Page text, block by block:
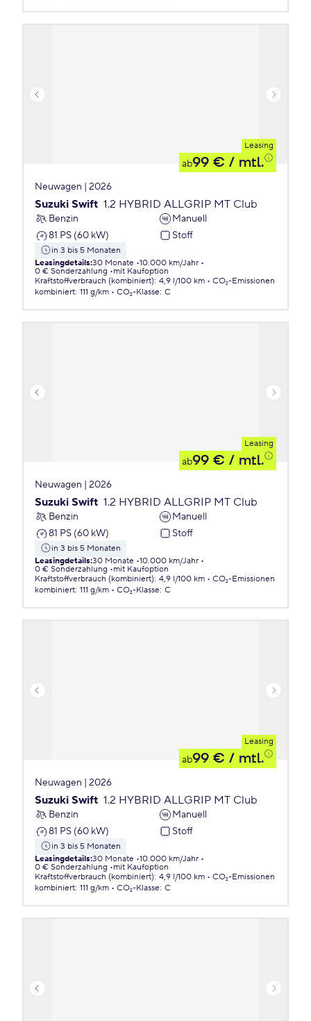
Leasing
ab99 € / mtl.
Neuwagen | 2026
Suzuki Swift 1.2 HYBRID ALLGRIP MT Club
Benzin
Manuell
81 PS (60 kW)
Stoff
in 3 bis 5 Monaten
Leasingdetails:30 Monate 10.000 km/Jahr
0 € Sonderzahlung
mit Kaufoption
Kraftstoffverbrauch (kombiniert): 4,9 l/100 km
CO₂-Emissionen
kombiniert: 111 g/km CO₂-Klasse: C
Leasing
ab99 € / mtl.
Neuwagen | 2026
Suzuki Swift 1.2 HYBRID ALLGRIP MT Club
Benzin
Manuell
81 PS (60 kW)
Stoff
in 3 bis 5 Monaten
Leasingdetails:30 Monate 10.000 km/Jahr
0 € Sonderzahlung
mit Kaufoption
Kraftstoffverbrauch (kombiniert): 4,9 l/100 km
CO₂-Emissionen
kombiniert: 111 g/km CO₂-Klasse: C
Leasing
ab99 € / mtl.
Neuwagen | 2026
Suzuki Swift 1.2 HYBRID ALLGRIP MT Club
Benzin
Manuell
81 PS (60 kW)
Stoff
in 3 bis 5 Monaten
Leasingdetails:30 Monate 10.000 km/Jahr
0 € Sonderzahlung
mit Kaufoption
Kraftstoffverbrauch (kombiniert): 4,9 l/100 km
CO₂-Emissionen
kombiniert: 111 g/km CO₂-Klasse: C